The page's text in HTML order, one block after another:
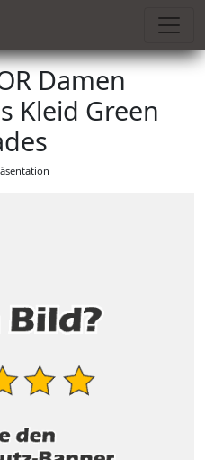
Damen
Kleid Green